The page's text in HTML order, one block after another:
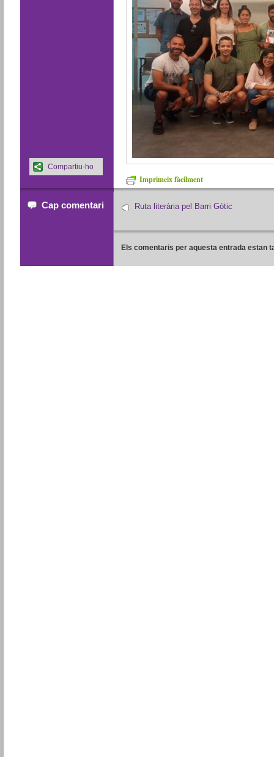
Imprimeix fàcilment
Compartiu-ho
Cap comentari Ruta literària pel Barri Gòtic
Els comentaris per aquesta entrada estan